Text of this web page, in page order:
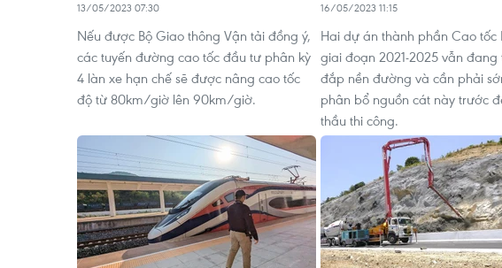
13/05/2023 07:30
Nếu được Bộ Giao thông Vận tải đồng ý,
các tuyến đường cao tốc đầu tư phân kỳ
4 làn xe hạn chế sẽ được nâng cao tốc
độ từ 80km/giờ lên 90km/giờ.
16/05/2023 11:15
Hai dự án thành phần Cao tốc
giai đoạn 2021-2025 vẫn đang
đắp nền đường và cần phải
phân bổ nguồn cát này trước
thầu thi công.